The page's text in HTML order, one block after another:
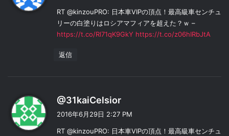
RT @kinzouPRO: 日本車VIPの頂点！最高級車センチュ
リーの白塗りはロシアマフィアを超えた？ｗ –
https://t.co/Rl71qK9GkY https://t.co/z06hIRbJtA
返信
@31kaiCelsior
り
2016年6月29日 2:27 PM
RT @kinzouPRO: 日本車VIPの頂点！最高級車センチュ